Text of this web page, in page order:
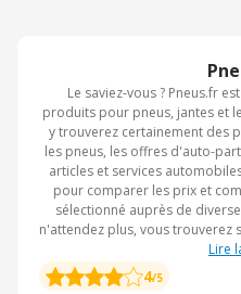
Le saviez-vous ? Pneus.fr
produits pour pneus, jantes et
y trouverez certainement des
les pneus, les offres d'auto-
articles et services
pour comparer les prix et
sélectionné auprès de
n'attendez plus, vous trouverez
Lire
4/5